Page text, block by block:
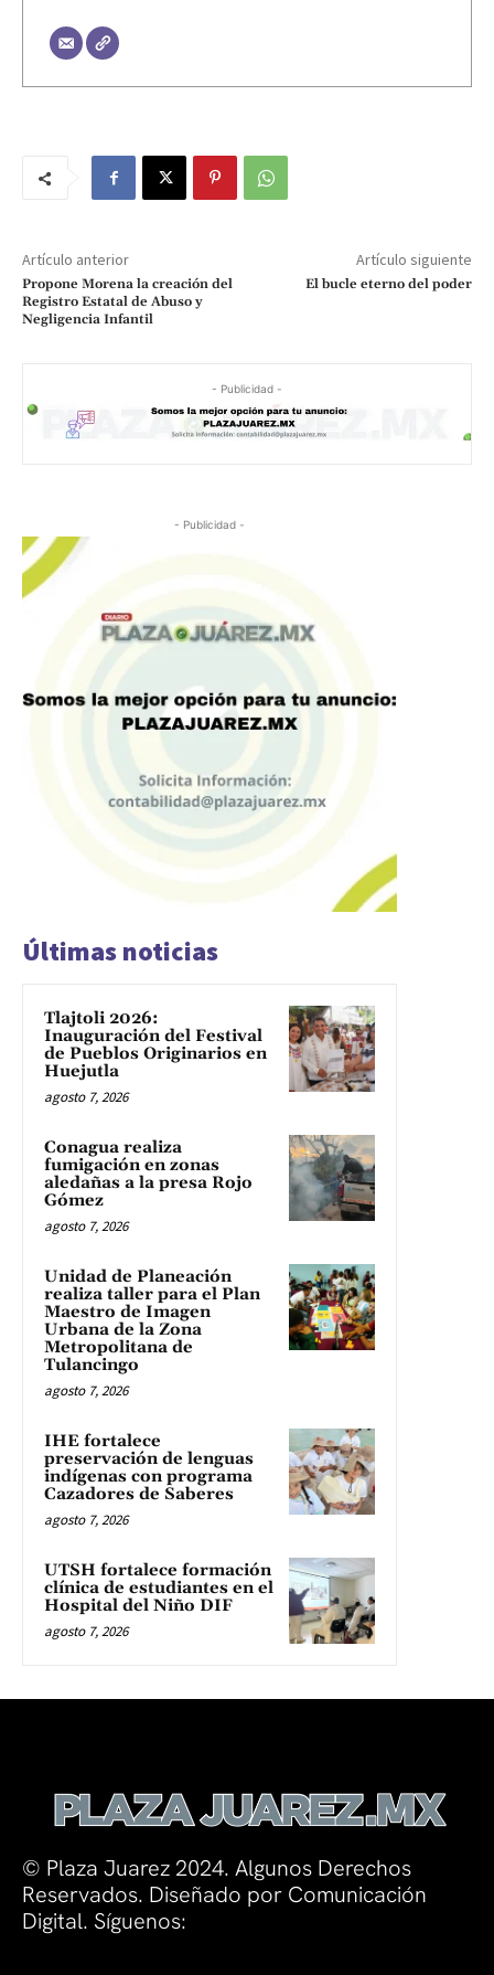
Artículo anterior
Propone Morena la creación del
Registro Estatal de Abuso y
Negligencia Infantil
Artículo siguiente
El bucle eterno del poder
- Publicidad -
- Publicidad -
Últimas noticias
Tlajtoli 2026:
Inauguración del Festival
de Pueblos Originarios en
Huejutla
agosto 7, 2026
Conagua realiza
fumigación en zonas
aledañas a la presa Rojo
Gómez
agosto 7, 2026
Unidad de Planeación
realiza taller para el Plan
Maestro de Imagen
Urbana de la Zona
Metropolitana de
Tulancingo
agosto 7, 2026
IHE fortalece
preservación de lenguas
indígenas con programa
Cazadores de Saberes
agosto 7, 2026
UTSH fortalece formación
clínica de estudiantes en el
Hospital del Niño DIF
agosto 7, 2026
© Plaza Juarez 2024. Algunos Derechos
Reservados. Diseñado por Comunicación
Digital. Síguenos: